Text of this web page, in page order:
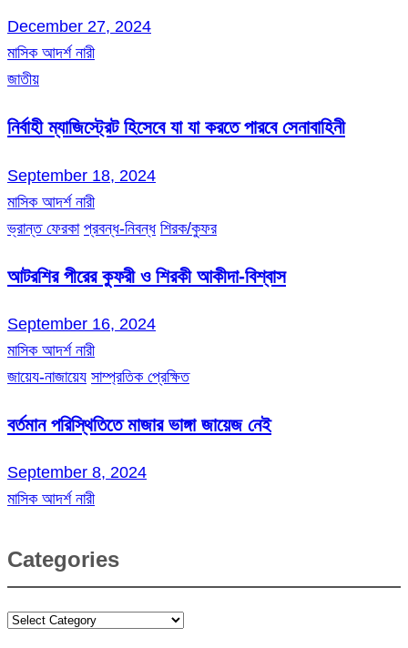
December 27, 2024
মাসিক আদর্শ নারী
জাতীয়
নির্বাহী ম্যাজিস্ট্রেট হিসেবে যা যা করতে পারবে সেনাবাহিনী
September 18, 2024
মাসিক আদর্শ নারী
ভ্রান্ত ফেরকা প্রবন্ধ-নিবন্ধ শিরক/কুফর
আটরশির পীরের কুফরী ও শিরকী আকীদা-বিশ্বাস
September 16, 2024
মাসিক আদর্শ নারী
জায়েয-নাজায়েয সাম্প্রতিক প্রেক্ষিত
বর্তমান পরিস্থিতিতে মাজার ভাঙ্গা জায়েজ নেই
September 8, 2024
মাসিক আদর্শ নারী
Categories
Categories